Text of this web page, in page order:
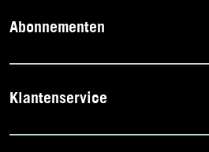
Abonnementen
Klantenservice